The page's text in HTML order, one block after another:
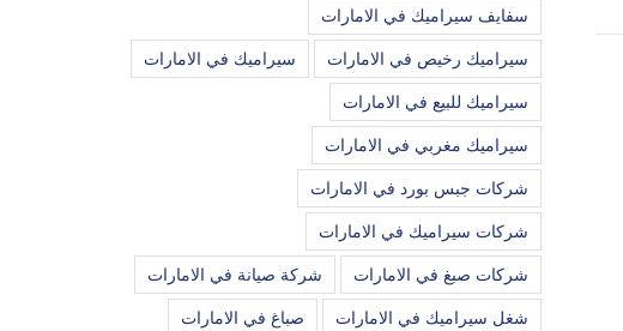
سفايف سيراميك في الامارات
سيراميك رخيص في الامارات سيراميك في الامارات
سيراميك للبيع في الامارات
سيراميك مغربي في الامارات
شركات جبس بورد في الامارات
شركات سيراميك في الامارات
شركات صبغ في الامارات شركة صيانة في الامارات
شغل سيراميك في الامارات صباغ في الامارات